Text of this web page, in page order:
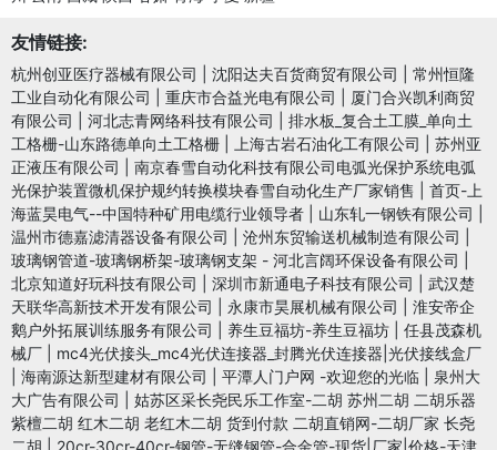
友情链接:
杭州创亚医疗器械有限公司 沈阳达夫百货商贸有限公司
常州恒隆
工业自动化有限公司
重庆市合益光电有限公司
厦门合兴凯利商贸
有限公司
河北志青网络科技有限公司
排水板_复合土工膜_单向土
工格栅-山东路德单向土工格栅
上海古岩石油化工有限公司
苏州亚
正液压有限公司
南京春雪自动化科技有限公司电弧光保护系统电弧
光保护装置微机保护规约转换模块春雪自动化生产厂家销售
首页-上
海蓝昊电气--中国特种矿用电缆行业领导者
山东轧一钢铁有限公司
温州市德嘉滤清器设备有限公司
沧州东贸输送机械制造有限公司
玻璃钢管道-玻璃钢桥架-玻璃钢支架 - 河北言阔环保设备有限公司
北京知道好玩科技有限公司
深圳市新通电子科技有限公司
武汉楚
天联华高新技术开发有限公司
永康市昊展机械有限公司
淮安帝企
鹅户外拓展训练服务有限公司
养生豆福坊-养生豆福坊
任县茂森机
械厂
mc4光伏接头_mc4光伏连接器_封腾光伏连接器|光伏接线盒厂
海南源达新型建材有限公司 平潭人门户网 -欢迎您的光临
泉州大
大广告有限公司
姑苏区采长尧民乐工作室-二胡 苏州二胡 二胡乐器
紫檀二胡 红木二胡 老红木二胡 货到付款 二胡直销网-二胡厂家 长尧